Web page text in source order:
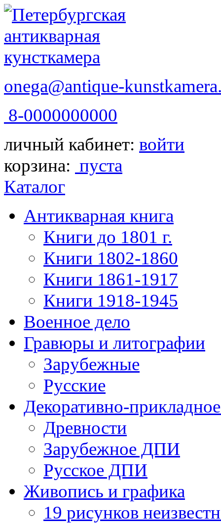
onega@antique-
8-0000000000
личный кабинет: войти
корзина: пуста
Каталог
Антикварная книга
Книги до 1801 г.
Книги 1802-1860
Книги 1861-1917
Книги 1918-1945
Военное дело
Гравюры и литографии
Зарубежные
Русские
Декоративно-
Древности
Зарубежное ДПИ
Русское ДПИ
Живопись и графика
19 рисунков